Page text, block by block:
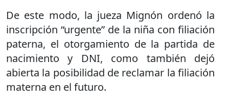
De este modo, la jueza Mignón ordenó la
inscripción “urgente” de la niña con filiación
paterna, el otorgamiento de la partida de
nacimiento y DNI, como también dejó
abierta la posibilidad de reclamar la filiación
materna en el futuro.